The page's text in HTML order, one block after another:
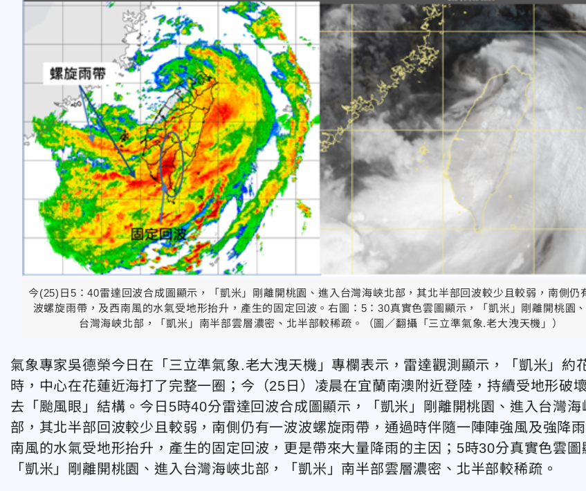
今(25)日5：40雷達回波合成圖顯示，「凱米」剛離開桃園、進入台灣海峽北部，其北半部回波較少且較弱，南側仍
波螺旋雨帶，及西南風的水氣受地形抬升，產生的固定回波。右圖：5：30真實色雲圖顯示，「凱米」剛離開桃園
台灣海峽北部，「凱米」南半部雲層濃密、北半部較稀疏。（圖／翻攝「三立準氣象.老大洩天機」）
氣象專家吳德榮今日在「三立準氣象.老大洩天機」專欄表示，雷達觀測顯示，「凱米」約
時，中心在花蓮近海打了完整一圈；今（25日）凌晨在宜蘭南澳附近登陸，持續受地形破
去「颱風眼」結構。今日5時40分雷達回波合成圖顯示，「凱米」剛離開桃園、進入台灣海
部，其北半部回波較少且較弱，南側仍有一波波螺旋雨帶，通過時伴隨一陣陣強風及強降
南風的水氣受地形抬升，產生的固定回波，更是帶來大量降雨的主因；5時30分真實色雲圖
「凱米」剛離開桃園、進入台灣海峽北部，「凱米」南半部雲層濃密、北半部較稀疏。